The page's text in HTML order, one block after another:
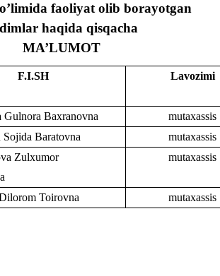
faoliyat olib borayotgan
haqida qisqacha
MA’LUMOT
F.I.SH Lavozimi
Gulnora Baxranovna
mutaxassis
Sojida Baratovna
mutaxassis
Zulxumor
mutaxassis
Toirovna mutaxassis